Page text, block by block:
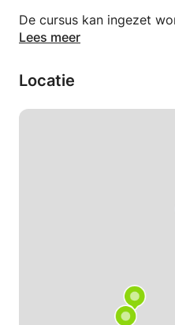
De cursus kan ingezet
vakken mediation, recht,
training voor docenten
gastdocent voor hun
Lees meer
Locatie